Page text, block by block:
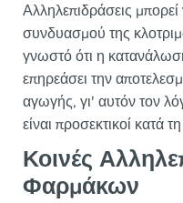
Αλληλεπιδράσεις
συνδυασμού της
γνωστό ότι η
επηρεάσει την
αγωγής, γι' αυτόν τον
είναι προσεκτικοί κατά
Κοινές
Φαρμάκων